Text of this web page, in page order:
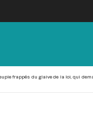
frappés du glaive de la loi, qui